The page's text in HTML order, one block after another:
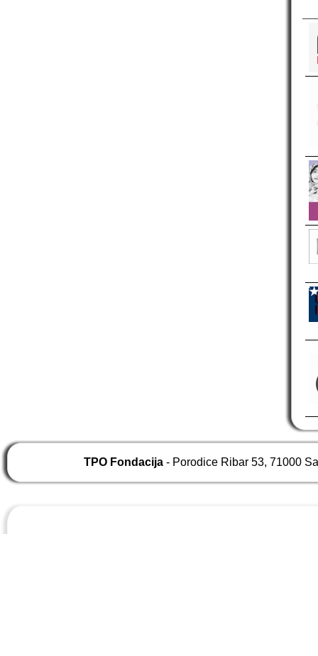
TPO Fondacija - Porodice Ribar 53, 71000